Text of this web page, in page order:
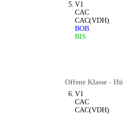
5. V1
CAC
CAC(VDH)
BOB
BIS
Offene Klasse -
6. V1
CAC
CAC(VDH)